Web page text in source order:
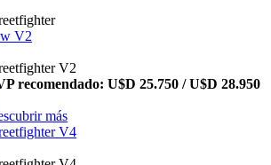
V2
V2
recomendado: U$D 25.750 / U$D 28.950
más
V4